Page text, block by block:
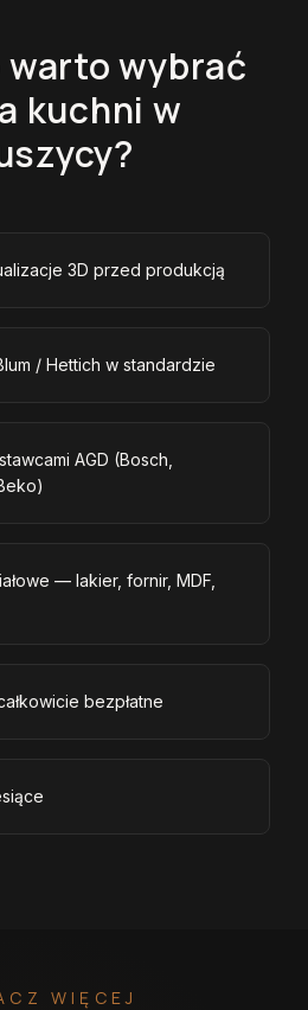
warto wybrać
kuchni w
3D przed produkcją
/ Hettich w standardzie
AGD (Bosch,
— lakier, fornir, MDF,
bezpłatne
WIĘCEJ